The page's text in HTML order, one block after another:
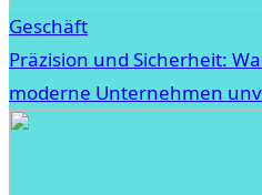
Geschäft
Präzision und Sicherheit:
moderne Unternehmen